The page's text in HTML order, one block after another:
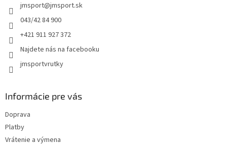
jmsport@jmsport.sk
043/42 84 900
+421 911 927 372
Najdete nás na facebooku
jmsportvrutky
Informácie pre vás
Doprava
Platby
Vrátenie a výmena